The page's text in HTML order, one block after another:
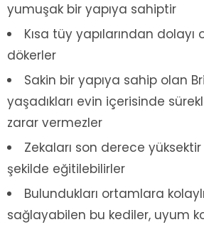
yumuşak bir yapıya sahiptir
Kısa tüy yapılarından
dökerler
Sakin bir yapıya sahip olan
yaşadıkları evin içerisinde
zarar vermezler
Zekaları son derece
şekilde eğitilebilirler
Bulundukları ortamlara
sağlayabilen bu kediler, uyum